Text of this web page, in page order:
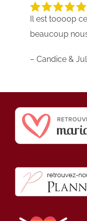
Il est toooop
beaucoup
– Candice &